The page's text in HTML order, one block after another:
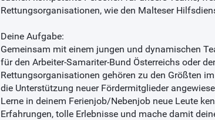
Rettungsorganisationen, wie den Malteser
Deine Aufgabe:
Gemeinsam mit einem jungen und dynamischen
für den Arbeiter-Samariter-Bund Österreichs oder
Rettungsorganisationen gehören zu den Größten
die Unterstützung neuer Fördermitglieder
Lerne in deinem Ferienjob/Nebenjob neue Leute
Erfahrungen, tolle Erlebnisse und mache damit